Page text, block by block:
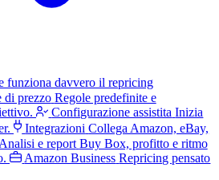
funziona davvero il repricing
di prezzo Regole predefinite e
Configurazione assistita Inizia
Integrazioni Collega Amazon, eBay,
Analisi e report Buy Box, profitto e ritmo
Amazon Business Repricing pensato